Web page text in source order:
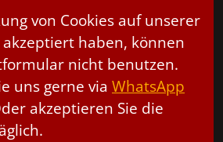
von Cookies auf unserer
haben, können
nicht benutzen.
uns gerne via WhatsApp
akzeptieren Sie die